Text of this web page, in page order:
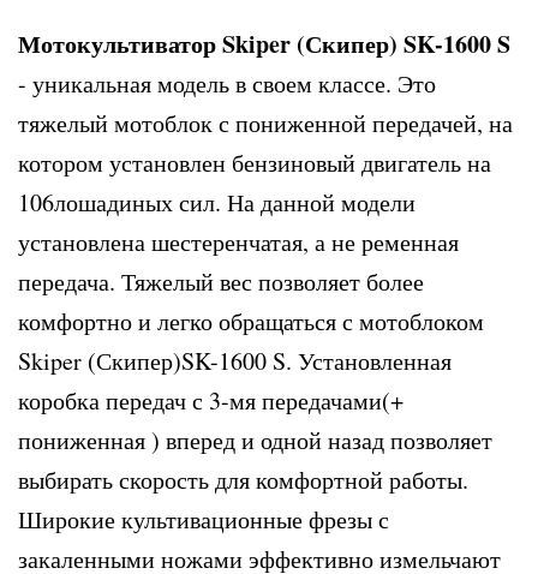
Мотокультиватор Skiper (Скипер) SK-1600 S
- уникальная модель в своем классе. Это
тяжелый мотоблок с пониженной передачей, на
котором установлен бензиновый двигатель на
106лошадиных сил. На данной модели
установлена шестеренчатая, а не ременная
передача. Тяжелый вес позволяет более
комфортно и легко обращаться с мотоблоком
Skiper (Скипер)SK-1600 S. Установленная
коробка передач с 3-мя передачами(+
пониженная ) вперед и одной назад позволяет
выбирать скорость для комфортной работы.
Широкие культивационные фрезы с
закаленными ножами эффективно измельчают